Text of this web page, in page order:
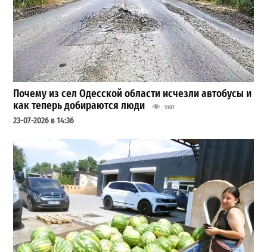
Почему из сел Одесской области исчезли автобусы и
как теперь добираются люди
5107
23-07-2026 в 14:36